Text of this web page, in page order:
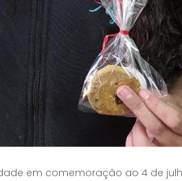
em comemoração ao 4 de